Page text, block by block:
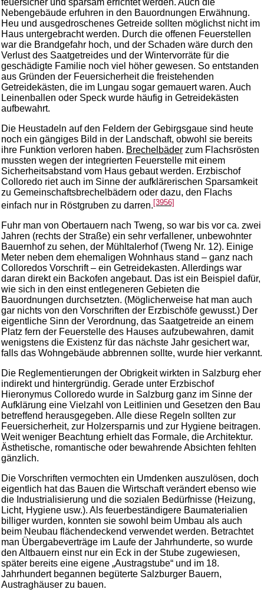
Nebengebäude erfuhren in den Bauordnungen Erwähnung.
Heu und ausgedroschenes Getreide sollten möglichst nicht im
Haus untergebracht werden. Durch die offenen Feuerstellen
war die Brandgefahr hoch, und der Schaden wäre durch den
Verlust des Saatgetreides und der Wintervorräte für die
geschädigte Familie noch viel höher gewesen. So entstanden
aus Gründen der Feuersicherheit die freistehenden
Getreidekästen, die im Lungau sogar gemauert waren. Auch
Leinenballen oder Speck wurde häufig in Getreidekästen
aufbewahrt.
Die Heustadeln auf den Feldern der Gebirgsgaue sind heute
noch ein gängiges Bild in der Landschaft, obwohl sie bereits
ihre Funktion verloren haben. Brechelbäder zum Flachsrösten
mussten wegen der integrierten Feuerstelle mit einem
Sicherheitsabstand vom Haus gebaut werden. Erzbischof
Colloredo riet auch im Sinne der aufklärerischen Sparsamkeit
zu Gemeinschaftsbrechelbädern oder dazu, den Flachs
einfach nur in Röstgruben zu darren. [3956]
Fuhr man von Obertauern nach Tweng, so war bis vor ca. zwei
Jahren (rechts der Straße) ein sehr verfallener, unbewohnter
Bauernhof zu sehen, der Mühltalerhof (Tweng Nr. 12). Einige
Meter neben dem ehemaligen Wohnhaus stand – ganz nach
Colloredos Vorschrift – ein Getreidekasten. Allerdings war
daran direkt ein Backofen angebaut. Das ist ein Beispiel dafür,
wie sich in den einst entlegeneren Gebieten die
Bauordnungen durchsetzten. (Möglicherweise hat man auch
gar nichts von den Vorschriften der Erzbischöfe gewusst.) Der
eigentliche Sinn der Verordnung, das Saatgetreide an einem
Platz fern der Feuerstelle des Hauses aufzubewahren, damit
wenigstens die Existenz für das nächste Jahr gesichert war,
falls das Wohngebäude abbrennen sollte, wurde hier verkannt.
Die Reglementierungen der Obrigkeit wirkten in Salzburg eher
indirekt und hintergründig. Gerade unter Erzbischof
Hieronymus Colloredo wurde in Salzburg ganz im Sinne der
Aufklärung eine Vielzahl von Leitlinien und Gesetzen den Bau
betreffend herausgegeben. Alle diese Regeln sollten zur
Feuersicherheit, zur Holzersparnis und zur Hygiene beitragen.
Weit weniger Beachtung erhielt das Formale, die Architektur.
Ästhetische, romantische oder bewahrende Absichten fehlten
gänzlich.
Die Vorschriften vermochten ein Umdenken auszulösen, doch
eigentlich hat das Bauen die Wirtschaft verändert ebenso wie
die Industrialisierung und die sozialen Bedürfnisse (Heizung,
Licht, Hygiene usw.). Als feuerbeständigere Baumaterialien
billiger wurden, konnten sie sowohl beim Umbau als auch
beim Neubau flächendeckend verwendet werden. Betrachtet
man Übergabeverträge im Laufe der Jahrhunderte, so wurde
den Altbauern einst nur ein Eck in der Stube zugewiesen,
später bereits eine eigene „Austragstube“ und im 18.
Jahrhundert begannen begüterte Salzburger Bauern,
Austraghäuser zu bauen.